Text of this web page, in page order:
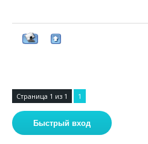
Страница 1 из 1 1